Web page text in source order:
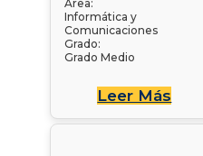
Área:
Informática y
Comunicaciones
Grado:
Grado Medio
Leer Más